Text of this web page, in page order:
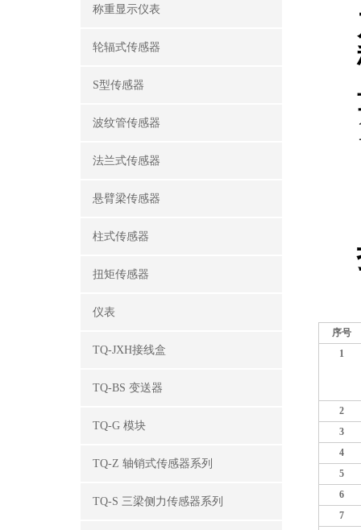
称重显示仪表
轮辐式传感器
S型传感器
波纹管传感器
法兰式传感器
悬臂梁传感器
柱式传感器
扭矩传感器
仪表
TQ-JXH接线盒
TQ-BS 变送器
TQ-G 模块
TQ-Z 轴销式传感器系列
TQ-S 三梁侧力传感器系列
序号
1
2
3
4
5
6
7